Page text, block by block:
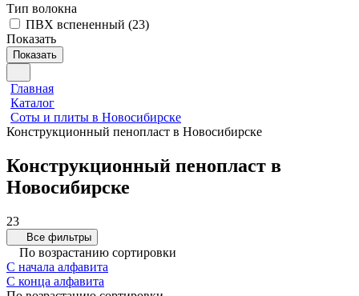
Тип волокна
ПВХ вспененный (23)
Показать
Показать
Главная
Каталог
Соты и плиты в Новосибирске
Конструкционный пенопласт в Новосибирске
Конструкционный пенопласт в
Новосибирске
23
Все фильтры
По возрастанию сортировки
С начала алфавита
С конца алфавита